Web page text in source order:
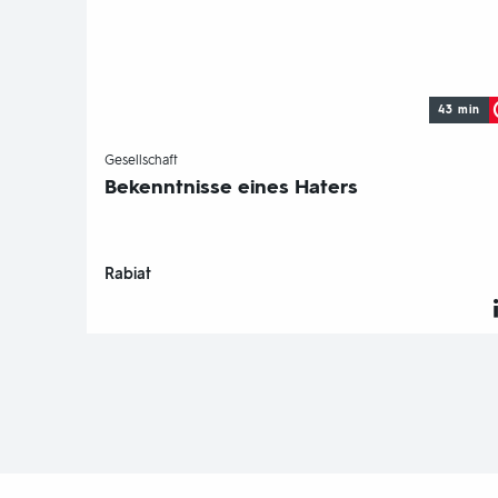
Gesellschaft-
Bekenntnisse eines Haters
Rabiat
43 min